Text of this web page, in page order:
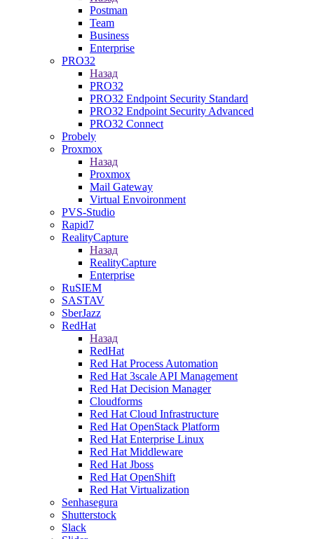
Postman
Team
Business
Enterprise
PRO32
Назад
PRO32
PRO32 Endpoint Security Standard
PRO32 Endpoint Security Advanced
PRO32 Connect
Probely
Proxmox
Назад
Proxmox
Mail Gateway
Virtual Envoironment
PVS-Studio
Rapid7
RealityCapture
Назад
RealityCapture
Enterprise
RuSIEM
SASTAV
SberJazz
RedHat
Назад
RedHat
Red Hat Process Automation
Red Hat 3scale API Management
Red Hat Decision Manager
Cloudforms
Red Hat Cloud Infrastructure
Red Hat OpenStack Platform
Red Hat Enterprise Linux
Red Hat Middleware
Red Hat Jboss
Red Hat OpenShift
Red Hat Virtualization
Senhasegura
Shutterstock
Slack